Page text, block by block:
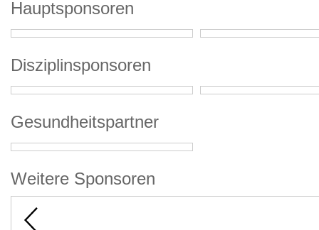
Hauptsponsoren
Disziplinsponsoren
Gesundheitspartner
Weitere Sponsoren